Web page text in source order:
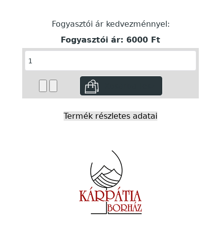
Fogyasztói ár kedvezménnyel:
Fogyasztói ár: 6000 Ft
Termék részletes adatai